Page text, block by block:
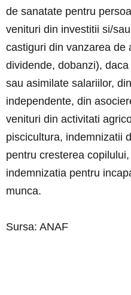
de sanatate pentru
venituri din investitii si/
castiguri din vanzarea de
dividende, dobanzi),
sau asimilate salariilor,
independente, din
venituri din activitati
piscicultura, indemnizatii
pentru cresterea
indemnizatia pentru
munca.
Sursa: ANAF